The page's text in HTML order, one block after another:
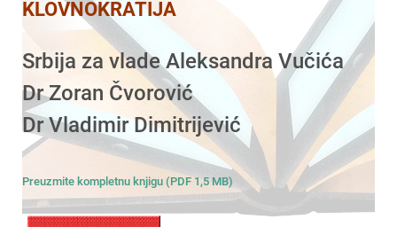
KLOVNOKRATIJA
Srbija za vlade Aleksandra Vučića
Dr Zoran Čvorović
Dr Vladimir Dimitrijević
Preuzmite kompletnu knjigu (PDF 1,5 MB)